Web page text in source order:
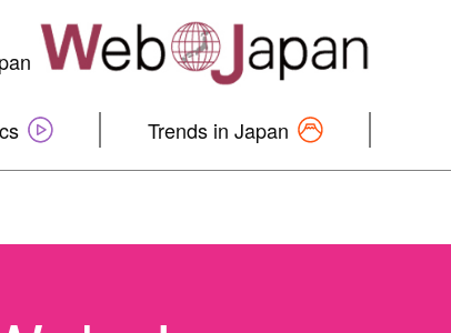
Trends in Japan